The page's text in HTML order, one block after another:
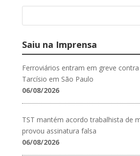
Saiu na Imprensa
Ferroviários entram em greve
Tarcísio em São Paulo
06/08/2026
TST mantém acordo trabalhista de
provou assinatura falsa
06/08/2026